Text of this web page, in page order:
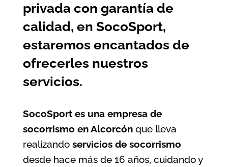
privada con garantía de
calidad, en SocoSport,
estaremos encantados de
ofrecerles nuestros
servicios.
SocoSport es una empresa de
socorrismo en Alcorcón que lleva
realizando servicios de socorrismo
desde hace más de 16 años, cuidando y